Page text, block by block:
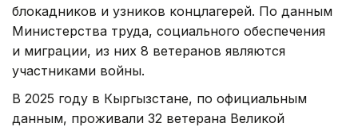
блокадников и узников концлагерей. По данным
Министерства труда, социального обеспечения
и миграции, из них 8 ветеранов являются
участниками войны.
В 2025 году в Кыргызстане, по официальным
данным, проживали 32 ветерана Великой